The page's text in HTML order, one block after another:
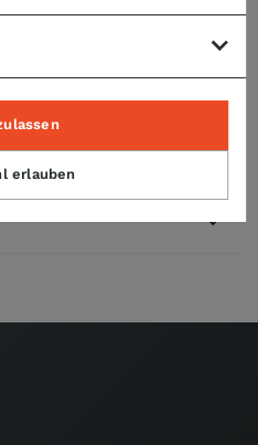
werden
für leichtes
Holz-Platten
erlauben